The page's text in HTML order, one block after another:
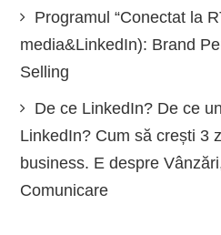
Programul “Conectat la
media&LinkedIn): Brand
Selling
De ce LinkedIn? De ce
LinkedIn? Cum să crești 3
business. E despre
Comunicare